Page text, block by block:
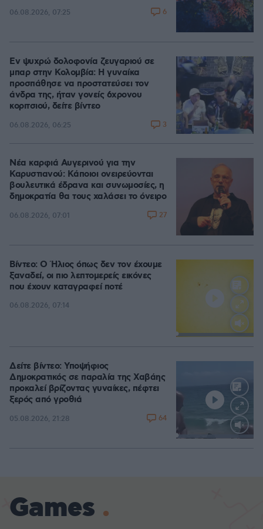
06.08.2026, 07:25 6
Εν ψυχρώ δολοφονία ζευγαριού σε
μπαρ στην Κολομβία: Η γυναίκα
προσπάθησε να προστατεύσει τον
άνδρα της, ήταν γονείς 6χρονου
κοριτσιού, δείτε βίντεο
06.08.2026, 06:25 3
Νέα καρφιά Αυγερινού για την
Καρυστιανού: Kάποιοι ονειρεύονται
βουλευτικά έδρανα και συνωμοσίες, η
δημοκρατία θα τους χαλάσει το όνειρο
06.08.2026, 07:01 27
Loaded:
Βίντεο: Ο Ήλιος όπως δεν τον έχουμε
ξαναδεί, οι πιο λεπτομερείς εικόνες
που έχουν καταγραφεί ποτέ
06.08.2026, 07:14
Loaded
Δείτε βίντεο: Υποψήφιος
Δημοκρατικός σε παραλία της Χαβάης
προκαλεί βρίζοντας γυναίκες, πέφτει
ξερός από γροθιά
05.08.2026, 21:28 64
Games